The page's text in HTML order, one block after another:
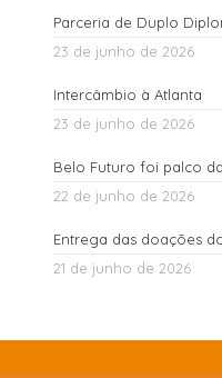
Parceria de Duplo
23 de junho de 2026
Intercâmbio à Atlanta
23 de junho de 2026
Belo Futuro foi palco
22 de junho de 2026
Entrega das doações
21 de junho de 2026